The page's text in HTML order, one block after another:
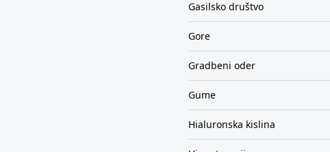
Gasilsko društvo
Gore
Gradbeni oder
Gume
Hialuronska kislina